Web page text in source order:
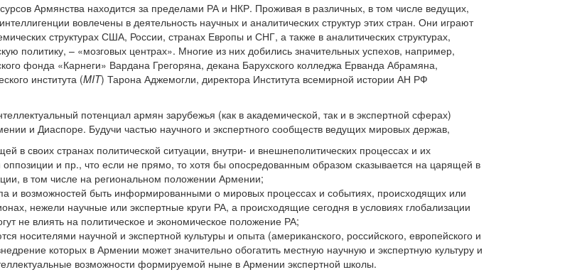
Армянства находится за пределами РА и НКР. Проживая в различных, в том числе ведущих,
вовлечены в деятельность научных и аналитических структур этих стран. Они играют
структурах США, России, странах Европы и СНГ, а также в аналитических структурах,
политику, – «мозговых центрах». Многие из них добились значительных успехов, например,
фонда «Карнеги» Вардана Грегоряна, декана Барухского колледжа Ерванда Абрамяна,
института (MIT) Тарона Аджемогли, директора Института всемирной истории АН РФ
потенциал армян зарубежья (как в академической, так и в экспертной сферах)
и Диаспоре. Будучи частью научного и экспертного сообществ ведущих мировых держав,
в своих странах политической ситуации, внутри- и внешнеполитических процессах и их
оппозиции и пр., что если не прямо, то хотя бы опосредованным образом сказывается на царящей в
в том числе на региональном положении Армении;
и возможностей быть информированными о мировых процессах и событиях, происходящих или
нежели научные или экспертные круги РА, а происходящие сегодня в условиях глобализации
не влиять на политическое и экономическое положение РА;
носителями научной и экспертной культуры и опыта (американского, российского, европейского и
которых в Армении может значительно обогатить местную научную и экспертную культуру и
возможности формируемой ныне в Армении экспертной школы.